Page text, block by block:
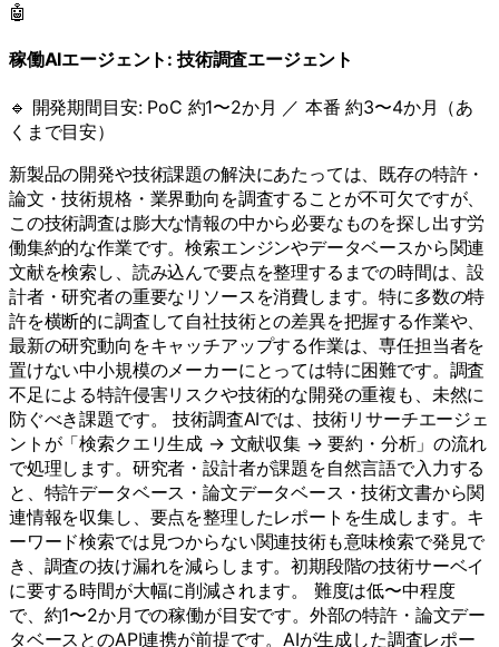
🤖
稼働AIエージェント: 技術調査エージェント
🔹 開発期間目安: PoC 約1〜2か月 ／ 本番 約3〜4か月（あ
くまで目安）
新製品の開発や技術課題の解決にあたっては、既存の特許・
論文・技術規格・業界動向を調査することが不可欠ですが、
この技術調査は膨大な情報の中から必要なものを探し出す労
働集約的な作業です。検索エンジンやデータベースから関連
文献を検索し、読み込んで要点を整理するまでの時間は、設
計者・研究者の重要なリソースを消費します。特に多数の特
許を横断的に調査して自社技術との差異を把握する作業や、
最新の研究動向をキャッチアップする作業は、専任担当者を
置けない中小規模のメーカーにとっては特に困難です。調査
不足による特許侵害リスクや技術的な開発の重複も、未然に
防ぐべき課題です。 技術調査AIでは、技術リサーチエージェ
ントが「検索クエリ生成 → 文献収集 → 要約・分析」の流れ
で処理します。研究者・設計者が課題を自然言語で入力する
と、特許データベース・論文データベース・技術文書から関
連情報を収集し、要点を整理したレポートを生成します。キ
ーワード検索では見つからない関連技術も意味検索で発見で
き、調査の抜け漏れを減らします。初期段階の技術サーベイ
に要する時間が大幅に削減されます。 難度は低〜中程度
で、約1〜2か月での稼働が目安です。外部の特許・論文デー
タベースとのAPI連携が前提です。AIが生成した調査レポー